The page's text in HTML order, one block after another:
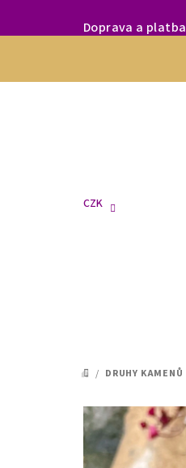
Doprava a platba
CZK
DOMŮ
/ DRUHY KAMENŮ